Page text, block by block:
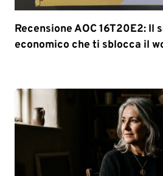
Recensione AOC 16T20E2: Il
economico che ti sblocca il